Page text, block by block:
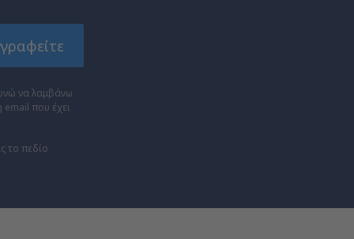
να λαμβάνω
email που έχει
το πεδίο